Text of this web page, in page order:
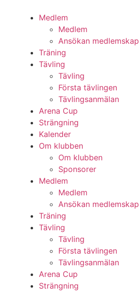
Medlem
Medlem
Ansökan medlemskap
Träning
Tävling
Tävling
Första tävlingen
Tävlingsanmälan
Arena Cup
Strängning
Kalender
Om klubben
Om klubben
Sponsorer
Medlem
Medlem
Ansökan medlemskap
Träning
Tävling
Tävling
Första tävlingen
Tävlingsanmälan
Arena Cup
Strängning